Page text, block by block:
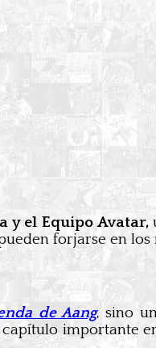
y el Equipo Avatar,
forjarse en
de Aang, sino
importante